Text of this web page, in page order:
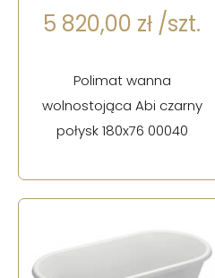
5 820,00 zł /szt.
Polimat wanna
wolnostojąca Abi czarny
połysk 180x76 00040